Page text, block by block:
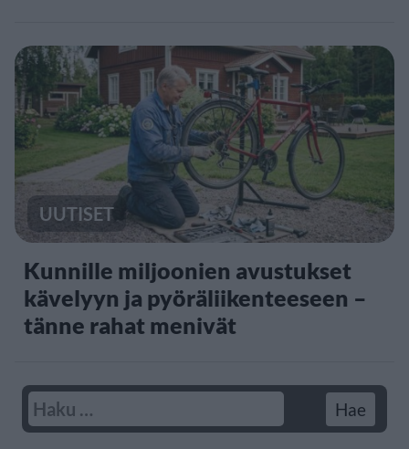
UUTISET
Kunnille miljoonien avustukset
kävelyyn ja pyöräliikenteeseen –
tänne rahat menivät